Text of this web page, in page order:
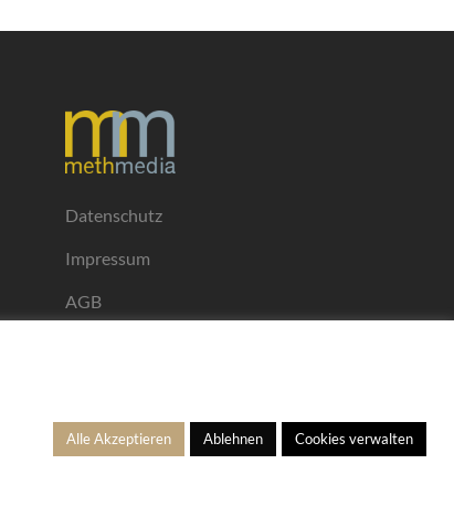
Datenschutz
Impressum
AGB
Alle Akzeptieren Ablehnen Cookies verwalten